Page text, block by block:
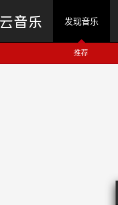
发现音乐
推荐